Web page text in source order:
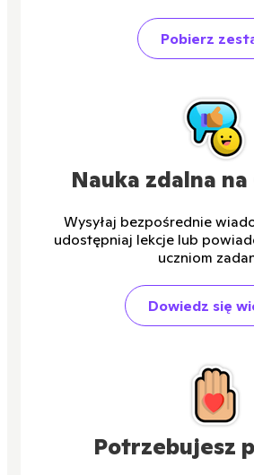
Pobierz
Nauka zdalna
Wysyłaj bezpośrednie
udostępniaj lekcje lub
uczniom
Dowiedz się
Potrzebujesz